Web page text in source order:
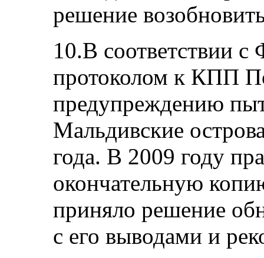
решение
10.В соответствии с
протоколом к КПП
предупреждению
Мальдивские
года. В 2009 году
окончательную
приняло решение
с его выводами и